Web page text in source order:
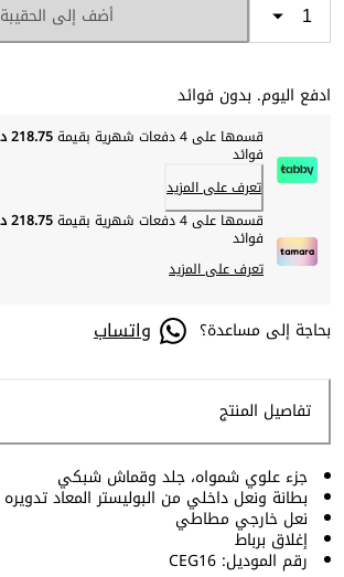
أضف إلى الحقيبة
ادفع اليوم. بدون فوائد
قسمها على 4 دفعات شهرية بقيمة 218.75 د.إ
فوائد
تعرف على المزيد
قسمها على 4 دفعات شهرية بقيمة
218.75 د.إ
فوائد
تعرف على المزيد
بحاجة إلى مساعدة؟ واتساب
تفاصيل المنتج
جزء علوي شمواه، جلد وقماش شبكي
بطانة ونعل داخلي من البوليستر المعاد تدويره
نعل خارجي مطاطي
إغلاق برباط
رقم الموديل: CEG16